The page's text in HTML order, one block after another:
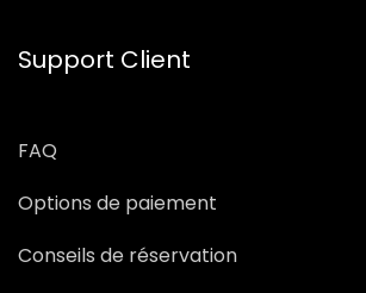
Support Client
FAQ
Options de paiement
Conseils de réservation